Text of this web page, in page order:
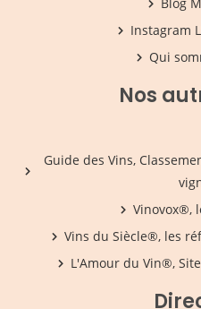
Instagram
Qui
Nos
Guide des Vins,
Vinovox®,
Vins du Siècle®, les
L'Amour du Vin®,